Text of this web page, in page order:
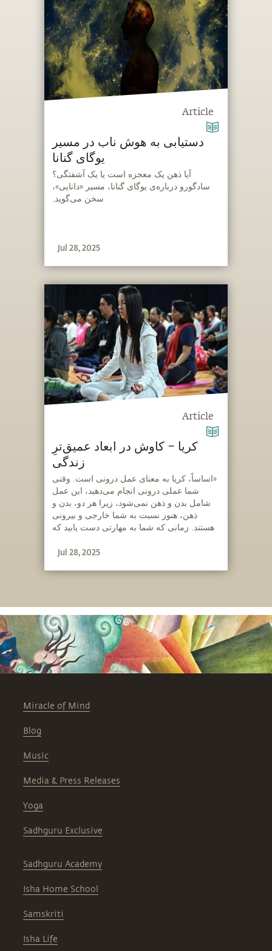
Article
دستیابی به هوش ناب در مسیر
یوگای گنانا
‫‫آیا ذهن یک معجزه است یا یک آشفتگی؟
سادگورو درباره‌ی یوگای گنانا، مسیر «دانایی»،
سخن می‌گوید.
Jul 28, 2025
Article
کریا – کاوش در ابعاد عمیق‌ترِ
زندگی
‫«اساساً، کریا به معنای عمل درونی است. وقتی
شما عملی درونی انجام می‌دهید، این عمل
شامل بدن و ذهن نمی‌شود، زیرا هر دو، بدن و
ذهن، هنوز نسبت به شما خارجی و بیرونی
هستند. زمانی که شما به مهارتی دست یابید که
آن را کریا می‌نامند.»
Jul 28, 2025
Miracle of Mind
Blog
Music
Media & Press Releases
Yoga
Sadhguru Exclusive
Sadhguru Academy
Isha Home School
Samskriti
Isha Life